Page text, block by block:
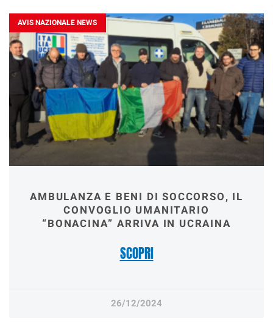
AVIS NAZIONALE NEWS
AMBULANZA E BENI DI SOCCORSO, IL
CONVOGLIO UMANITARIO
“BONACINA” ARRIVA IN UCRAINA
SCOPRI
26/12/2024